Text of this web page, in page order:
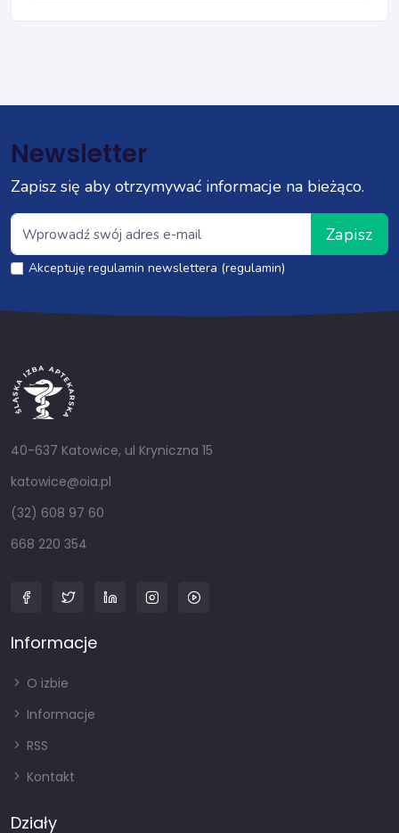
Newsletter
Zapisz się aby otrzymywać informacje na bieżąco.
Zapisz
Akceptuję regulamin newslettera (regulamin)
40-637 Katowice, ul Kryniczna 15
katowice@oia.pl
(32) 608 97 60
668 220 354
Informacje
O izbie
Informacje
RSS
Kontakt
Działy